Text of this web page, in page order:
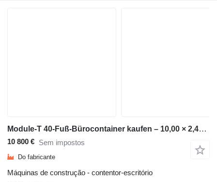
Module-T 40-Fuß-Bürocontainer kaufen – 10,00 × 2,40 m, 24 m² | NEU
10 800 € Sem impostos
Do fabricante
Máquinas de construção - contentor-escritório